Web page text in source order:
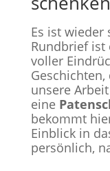
Es ist wieder
Rundbrief ist
voller
unsere
eine
bekommt
Einblick in
persönlich,